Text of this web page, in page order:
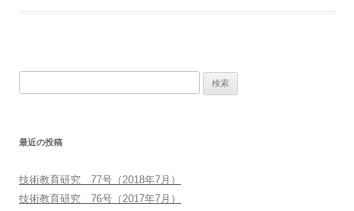
最近の投稿
技術教育研究 77号（2018年7月）
技術教育研究 76号（2017年7月）